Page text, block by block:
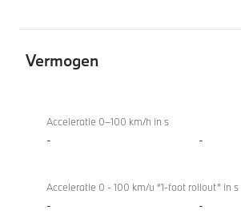
Vermogen
Acceleratie 0–100 km/h in s
- -
Acceleratie 0 - 100 km/u “1-foot rollout” in s
- -